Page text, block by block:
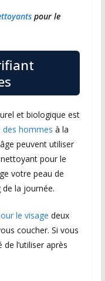
pour le
et biologique est
hommes à la
peuvent utiliser
pour le
votre peau de
de la journée.
le visage deux
coucher. Si vous
l’utiliser après